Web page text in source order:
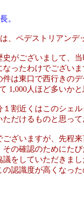
。
ペデストリアンデ
がございまして、
ったわけでござい
は東口で西行きの
1,000人ほど多いか
割近くはこのシェ
だけるものと思っ
ざいますが、先程
の確認のためにた
をしていただきま
認識度が高くなっ